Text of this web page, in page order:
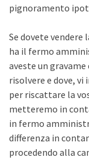
pignoramento
Se dovete vendere
ha il fermo
aveste un
risolvere e dove,
per riscattare la
metteremo in
in fermo
differenza in
procedendo alla